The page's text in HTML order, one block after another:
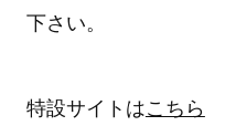
下さい。
特設サイトはこちら